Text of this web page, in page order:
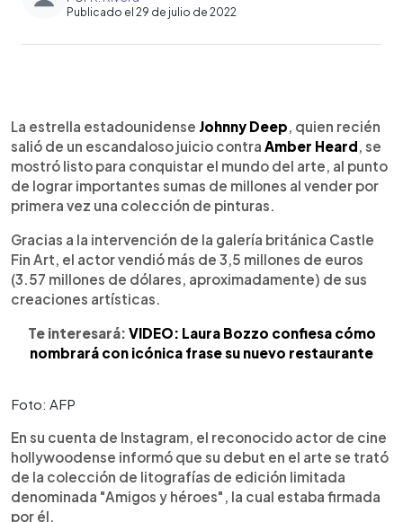
Publicado el 29 de julio de 2022
► Escuchar artículo
La estrella estadounidense Johnny Deep, quien recién
salió de un escandaloso juicio contra Amber Heard, se
mostró listo para conquistar el mundo del arte, al punto
de lograr importantes sumas de millones al vender por
primera vez una colección de pinturas.
Gracias a la intervención de la galería británica Castle
Fin Art, el actor vendió más de 3,5 millones de euros
(3.57 millones de dólares, aproximadamente) de sus
creaciones artísticas.
Te interesará: VIDEO: Laura Bozzo confiesa cómo
nombrará con icónica frase su nuevo restaurante
Foto: AFP
En su cuenta de Instagram, el reconocido actor de cine
hollywoodense informó que su debut en el arte se trató
de la colección de litografías de edición limitada
denominada "Amigos y héroes", la cual estaba firmada
por él.